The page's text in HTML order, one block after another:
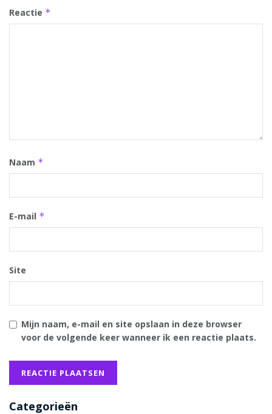
Reactie *
Naam *
E-mail *
Site
Mijn naam, e-mail en site opslaan in deze browser
voor de volgende keer wanneer ik een reactie plaats.
Categorieën